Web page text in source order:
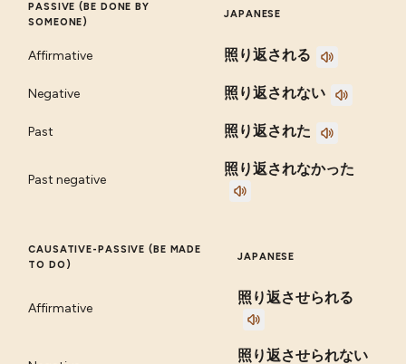
PASSIVE (BE DONE BY
SOMEONE)
JAPANESE
Affirmative 照り返される
Negative 照り返されない
Past 照り返された
Past negative
照り返されなかった
CAUSATIVE-PASSIVE (BE MADE
TO DO)
JAPANESE
Affirmative
照り返させられる
照り返させられない